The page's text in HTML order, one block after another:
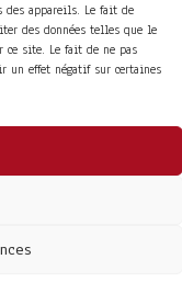
des appareils. Le fait de
des données telles que le
ce site. Le fait de ne pas
un effet négatif sur certaines
adhérent